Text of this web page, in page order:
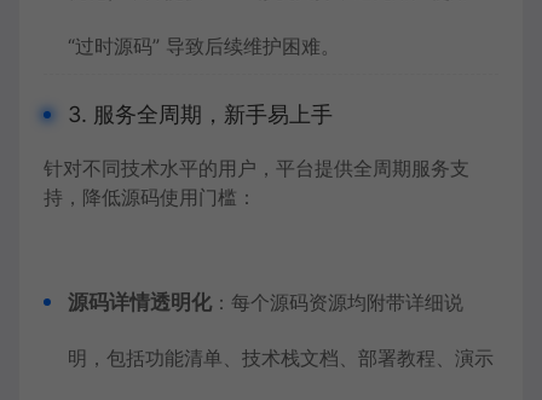
“过时源码” 导致后续维护困难。
3. 服务全周期，新手易上手
针对不同技术水平的用户，平台提供全周期服务支
持，降低源码使用门槛：
源码详情透明化：每个源码资源均附带详细说
明，包括功能清单、技术栈文档、部署教程、演示